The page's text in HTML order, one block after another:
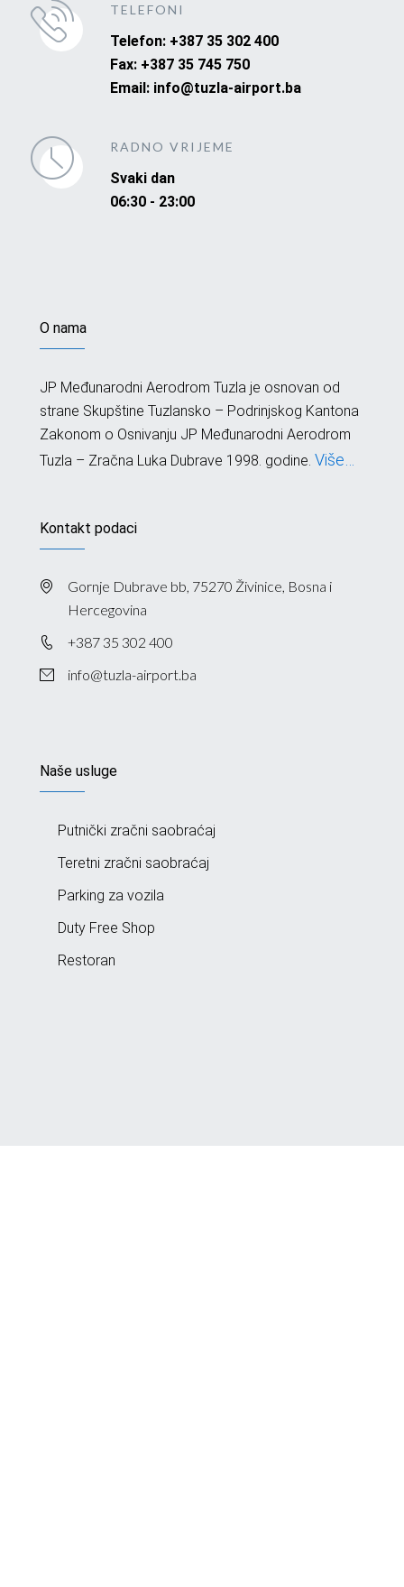
TELEFONI
Telefon: +387 35 302 400
Fax: +387 35 745 750
Email: info@tuzla-airport.ba
RADNO VRIJEME
Svaki dan
06:30 - 23:00
O nama
JP Međunarodni Aerodrom Tuzla je osnovan od
strane Skupštine Tuzlansko – Podrinjskog Kantona
Zakonom o Osnivanju JP Međunarodni Aerodrom
Tuzla – Zračna Luka Dubrave 1998. godine. Više…
Kontakt podaci
Gornje Dubrave bb, 75270 Živinice, Bosna i
Hercegovina
+387 35 302 400
info@tuzla-airport.ba
Naše usluge
Putnički zračni saobraćaj
Teretni zračni saobraćaj
Parking za vozila
Duty Free Shop
Restoran